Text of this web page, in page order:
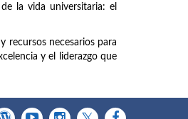
la vida universitaria: el
recursos necesarios para
y el liderazgo que